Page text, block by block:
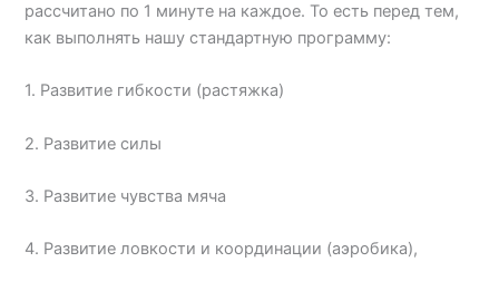
рассчитано по 1 минуте на каждое. То есть перед тем,
как выполнять нашу стандартную программу:
1. Развитие гибкости (растяжка)
2. Развитие силы
3. Развитие чувства мяча
4. Развитие ловкости и координации (аэробика),